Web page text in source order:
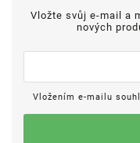
Vložte svůj e-mail a
nových
Vložením e-mailu